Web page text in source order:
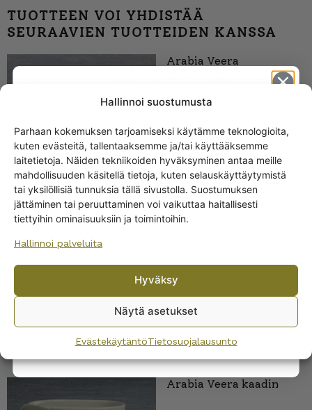
Hallinnoi suostumusta
Parhaan kokemuksen tarjoamiseksi käytämme teknologioita,
kuten evästeitä, tallentaaksemme ja/tai käyttääksemme
laitetietoja. Näiden tekniikoiden hyväksyminen antaa meille
mahdollisuuden käsitellä tietoja, kuten selauskäyttäytymistä
tai yksilöllisiä tunnuksia tällä sivustolla. Suostumuksen
jättäminen tai peruuttaminen voi vaikuttaa haitallisesti
tiettyihin ominaisuuksiin ja toimintoihin.
Hallinnoi palveluita
Hyväksy
Näytä asetukset
EvästekäytäntöTietosuojalausunto
TUOTTEEN VOI YHDISTÄÄ
SEURAAVIEN TUOTTEIDEN KANSSA
Arabia Veera
Arabia Veera kaadin
Get -5%
off?
Yes! I want the discount
privacy policy.